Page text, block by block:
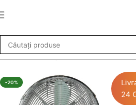
birou Equation Mini Cooma
-20%
24